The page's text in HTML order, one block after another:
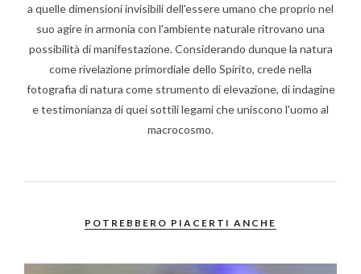
a quelle dimensioni invisibili dell'essere umano che proprio nel
suo agire in armonia con l'ambiente naturale ritrovano una
possibilità di manifestazione. Considerando dunque la natura
come rivelazione primordiale dello Spirito, crede nella
fotografia di natura come strumento di elevazione, di indagine
e testimonianza di quei sottili legami che uniscono l'uomo al
macrocosmo.
POTREBBERO PIACERTI ANCHE